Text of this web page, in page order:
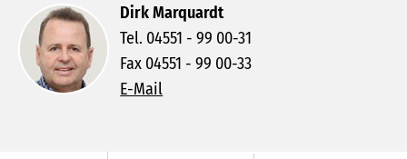
Dirk Marquardt
Tel. 04551 - 99 00-31
Fax 04551 - 99 00-33
E-Mail